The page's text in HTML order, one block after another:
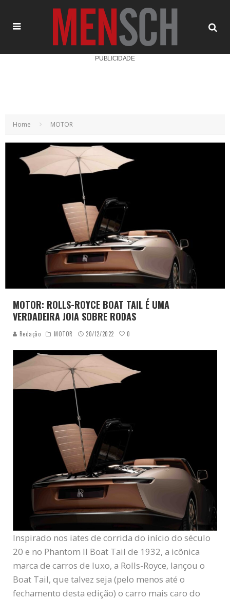
PUBLICIDADE
Home MOTOR
MOTOR: ROLLS-ROYCE BOAT TAIL É UMA
VERDADEIRA JOIA SOBRE RODAS
Redação MOTOR 20/12/2022 0
Inspirado nos iates de corrida do início do século
20 e no Phantom II Boat Tail de 1932, a icônica
marca de carros de luxo, a Rolls-Royce, lançou o
Boat Tail, que talvez seja (pelo menos até o
fechamento desta edição) o carro mais caro do